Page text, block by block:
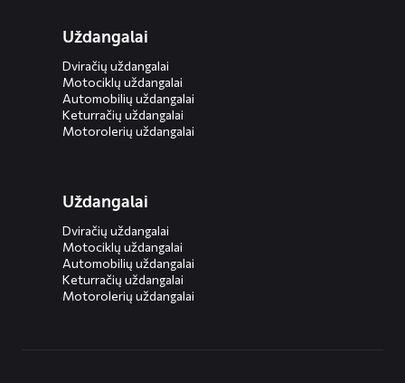
Uždangalai
Dviračių uždangalai
Motociklų uždangalai
Automobilių uždangalai
Keturračių uždangalai
Motorolerių uždangalai
Uždangalai
Dviračių uždangalai
Motociklų uždangalai
Automobilių uždangalai
Keturračių uždangalai
Motorolerių uždangalai